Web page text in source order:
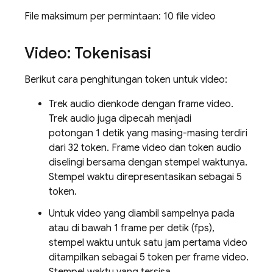
File maksimum per permintaan: 10 file video
Video: Tokenisasi
Berikut cara penghitungan token untuk video:
Trek audio dienkode dengan frame video.
Trek audio juga dipecah menjadi
potongan 1 detik yang masing-masing terdiri
dari 32 token. Frame video dan token audio
diselingi bersama dengan stempel waktunya.
Stempel waktu direpresentasikan sebagai 5
token.
Untuk video yang diambil sampelnya pada
atau di bawah 1 frame per detik (fps),
stempel waktu untuk satu jam pertama video
ditampilkan sebagai 5 token per frame video.